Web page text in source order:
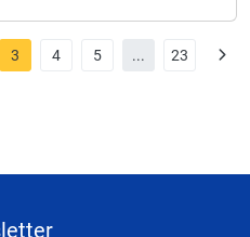
3 4 5 ... 23